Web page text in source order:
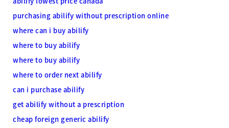
purchasing abilify without prescription online
where can i buy abilify
where to buy abilify
where to buy abilify
where to order next abilify
can i purchase abilify
get abilify without a prescription
cheap foreign generic abilify